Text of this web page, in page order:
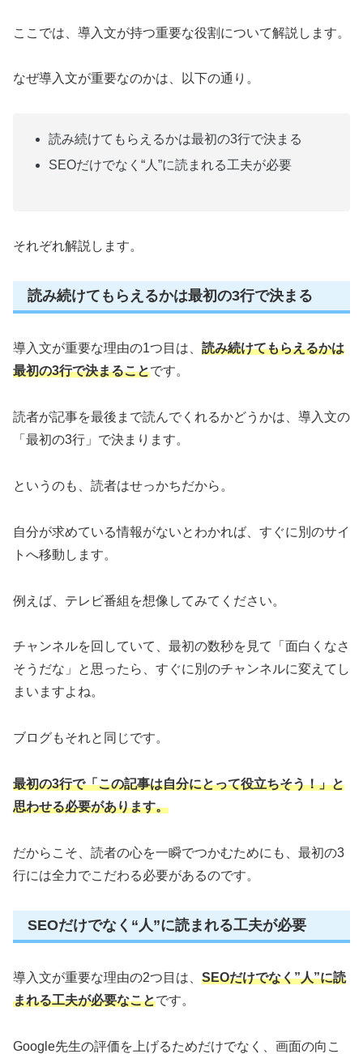
ここでは、導入文が持つ重要な役割について解説します。
なぜ導入文が重要なのかは、以下の通り。
読み続けてもらえるかは最初の3行で決まる
SEOだけでなく“人”に読まれる工夫が必要
それぞれ解説します。
読み続けてもらえるかは最初の3行で決まる
導入文が重要な理由の1つ目は、 読み続けてもらえるかは
最初の3行で決まることです。
読者が記事を最後まで読んでくれるかどうかは、導入文の
「最初の3行」で決まります。
というのも、読者はせっかちだから。
自分が求めている情報がないとわかれば、すぐに別のサイ
トへ移動します。
例えば、テレビ番組を想像してみてください。
チャンネルを回していて、最初の数秒を見て「面白くなさ
そうだな」と思ったら、すぐに別のチャンネルに変えてし
まいますよね。
ブログもそれと同じです。
最初の3行で「この記事は自分にとって役立ちそう！」と
思わせる必要があります。
だからこそ、読者の心を一瞬でつかむためにも、最初の3
行には全力でこだわる必要があるのです。
SEOだけでなく“人”に読まれる工夫が必要
導入文が重要な理由の2つ目は、 SEOだけでなく”人”に読
まれる工夫が必要なことです。
Google先生の評価を上げるためだけでなく、画面の向こ